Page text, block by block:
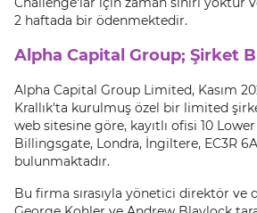
2 haftada bir ödenmektedir.
Alpha Capital Group; Şirket
Alpha Capital Group Limited, Kasım
Krallık'ta kurulmuş özel bir limited
web sitesine göre, kayıtlı ofisi 10
Billingsgate, Londra, İngiltere, EC3R
bulunmaktadır.
Bu firma sırasıyla yönetici direktör ve